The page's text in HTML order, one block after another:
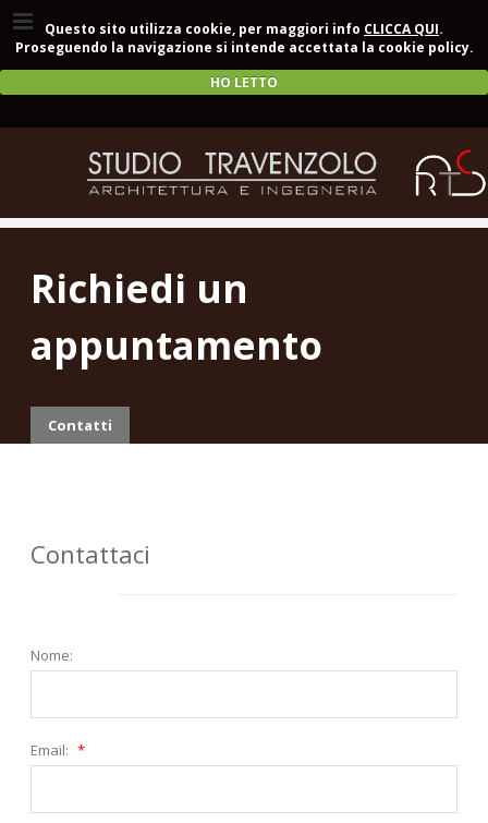
Questo sito utilizza cookie, per maggiori info CLICCA QUI.
Proseguendo la navigazione si intende accettata la cookie policy.
HO LETTO
Richiedi un
appuntamento
Contatti
Contattaci
Nome:
Email: *